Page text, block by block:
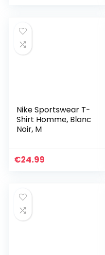
Nike Sportswear T-
Shirt Homme, Blanc
Noir, M
€24.99